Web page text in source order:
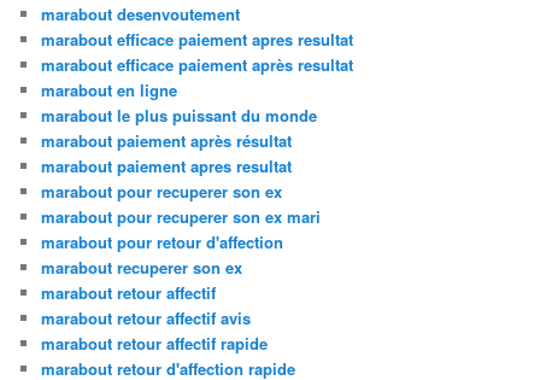
marabout desenvoutement
marabout efficace paiement apres resultat
marabout efficace paiement après resultat
marabout en ligne
marabout le plus puissant du monde
marabout paiement après résultat
marabout paiement apres resultat
marabout pour recuperer son ex
marabout pour recuperer son ex mari
marabout pour retour d'affection
marabout recuperer son ex
marabout retour affectif
marabout retour affectif avis
marabout retour affectif rapide
marabout retour d'affection rapide